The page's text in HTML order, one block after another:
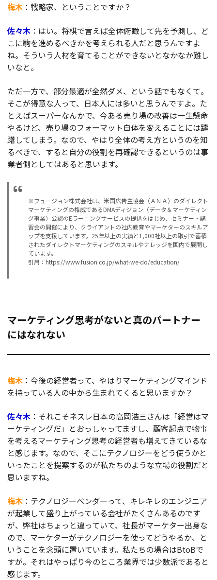
梅木 ：戦略家、ということですか？
佐々木 ：はい。将棋で言えば全体俯瞰して先を予測し、ど
こに駒を進めるべきかを考えられる人だと思うんですよ
ね。そういう人材を育てることができないとなかなか難し
いなと。
ただ一方で、部分最適が全然ダメ、という話でもなくて。
そこが得意な人って、日本人には多いと思うんですよ。た
とえばスーパーなんかで、今ある売り場の改善は一生懸命
やるけど、売り場のフォーマット自体を変えることには躊
躇してしまう。なので、やはり全体の考え方というのを知
るべきで、すると自分の役割を再確認できるというのは事
業者側としてはあると思います。
※フュージョン株式会社は、米国広告主協会（ＡＮＡ）のダイレクト
マーケティングの権威であるDMAディジョン（データ＆マーケティン
グ事業）公認のEラーニングサービスの提供をはじめ、セミナー・講
習会の開催により、クライアントの社内教育やマーケターのスキルア
ップを支援しています。25年以上の実績と1,000社以上の取引で蓄積
されたダイレクトマーケティングのスキルやナレッジを国内で展開し
ています。
引用：https://www.fusion.co.jp/what-we-do/education/
マーケティング思考がないと真のパートナー
にはなれない
梅木 ：今後の経営者って、やはりマーケティングマインド
を持っている人の中から生まれてくると思いますか？
佐々木 ：それこそネスレ日本の高岡浩三さんは「経営はマ
ーケティングだ」とおっしゃってますし、顧客起点で物事
を考えるマーケティング思考の経営者も増えてきているな
と感じます。なので、そこにテクノロジーをどう使うかと
いったことを提案するのが私たちのような立場の役割だと
思いますね。
梅木 ：テクノロジーベンダーって、キレキレのエンジニア
が起業して盛り上がっている会社がたくさんあるのです
が、弊社はちょっと違っていて、社長がマーケター出身な
ので、マーケターがテクノロジーを使ってどうやるか、と
いうことを念頭に置いています。私たちの場合はBtoBで
すが。それはやっぱり今のところ業界では少数派であると
感じます。